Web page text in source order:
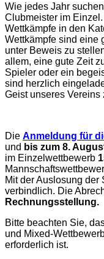
Wie jedes Jahr
Clubmeister im
Wettkämpfe in den
Wettkämpfe sind eine
unter Beweis zu
allem, eine gute Zeit
Spieler oder ein
sind herzlich
Geist unseres Vereins
Die Anmeldung für
und bis zum 8.
im Einzelwettbewerb
Mit der Auslosung
verbindlich. Die
Rechnungsstellung.
Bitte beachten Sie,
und Mixed-
erforderlich ist.